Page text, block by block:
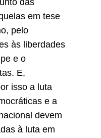
das
em tese
pelo
às liberdades
e o
E,
isso a luta
e a
devem
à luta em